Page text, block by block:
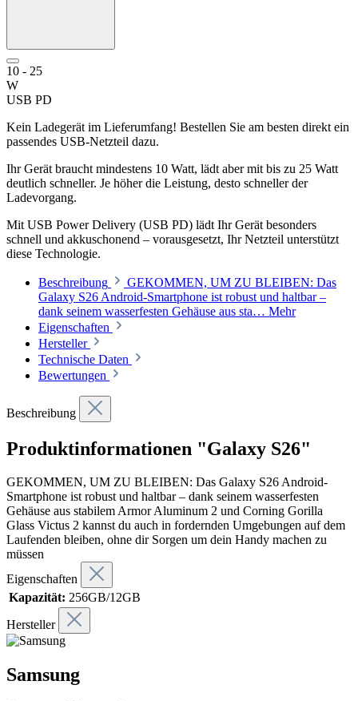
10 - 25
W
USB PD
Kein Ladegerät im Lieferumfang! Bestellen Sie am besten direkt ein
passendes USB-Netzteil dazu.
Ihr Gerät braucht mindestens 10 Watt, lädt aber mit bis zu 25 Watt
deutlich schneller. Je höher die Leistung, desto schneller der
Ladevorgang.
Mit USB Power Delivery (USB PD) lädt Ihr Gerät besonders
schnell und akkuschonend – vorausgesetzt, Ihr Netzteil unterstützt
diese Technologie.
Beschreibung
GEKOMMEN, UM ZU BLEIBEN: Das
Galaxy S26 Android-Smartphone ist robust und haltbar –
dank seinem wasserfesten Gehäuse aus sta… Mehr
Eigenschaften
Hersteller
Technische Daten
Bewertungen
Beschreibung
Produktinformationen "Galaxy S26"
GEKOMMEN, UM ZU BLEIBEN: Das Galaxy S26 Android-
Smartphone ist robust und haltbar – dank seinem wasserfesten
Gehäuse aus stabilem Armor Aluminum 2 und Corning Gorilla
Glass Victus 2 kannst du auch in fordernden Umgebungen auf dem
Laufenden bleiben, ohne dir Sorgen um dein Handy machen zu
müssen
Eigenschaften
Kapazität: 256GB/12GB
Hersteller
Samsung